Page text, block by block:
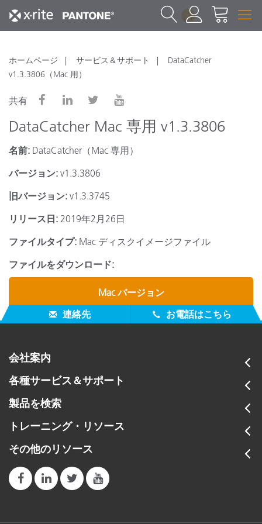
1
ホームページ サービス＆サポート
DataCatcher
v1.3.3806（Mac 用）
共有
DataCatcher Mac 専用 v1.3.3806
名前: DataCatcher（Mac 専用）
バージョン: v1.3.3806
旧バージョン: v1.3.3745
リリース日: 2019年2月26日
ファイルタイプ: Mac ディスクイメージファイル
ファイルをダウンロード:
Mac バージョン
連絡先
お電話はこちら
会社案内
各種サービス＆サポート
製品を検索
トレーニング・リソース
その他のリソース